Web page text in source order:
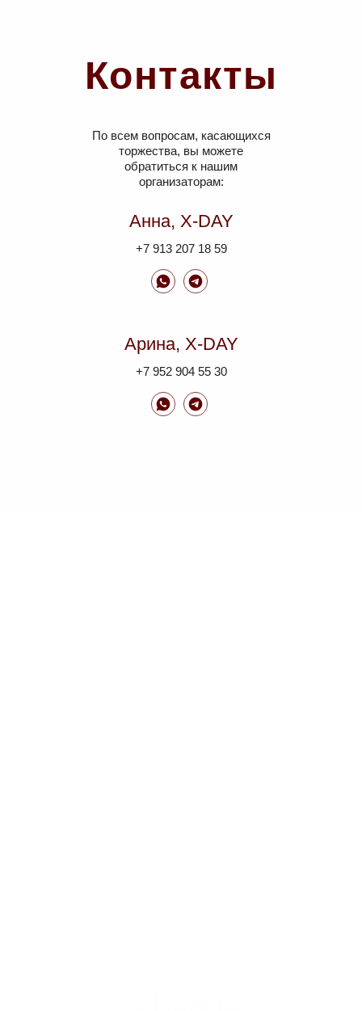
По всем вопросам, касающихся
торжества, вы можете
обратиться к нашим
организаторам:
Контакты
+7 913 207 18 59
Анна, X-DAY
+7 952 904 55 30
Арина, X-DAY